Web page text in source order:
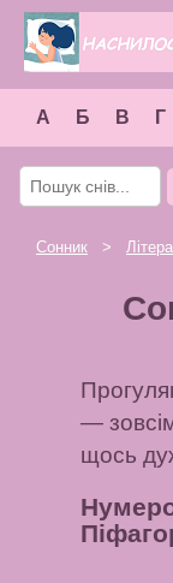
А Б В Г
Сонник >
—
щось